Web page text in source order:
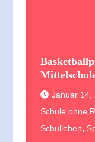
Januar 14,
Schule ohne
Schulleben,